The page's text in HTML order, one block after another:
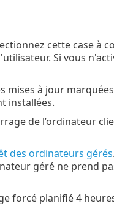
cette case à
Si vous
mises à jour
installées.
de l’ordinateur
des ordinateurs gérés
géré ne prend
forcé planifié 4